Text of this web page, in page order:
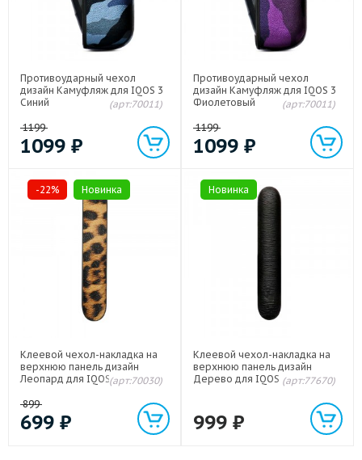
Противоударный чехол
дизайн Камуфляж для IQOS 3
Синий
(арт:70011)
1199
1099 ₽
Противоударный чехол
дизайн Камуфляж для IQOS 3
Фиолетовый
(арт:70011)
1199
1099 ₽
-22% Новинка
Клеевой чехол-накладка на
верхнюю панель дизайн
Леопард для IQOS 3 Бежевый
(арт:70030)
899
699 ₽
Новинка
Клеевой чехол-накладка на
верхнюю панель дизайн
Дерево для IQOS 3/3 Duos
(арт:77670)
999 ₽